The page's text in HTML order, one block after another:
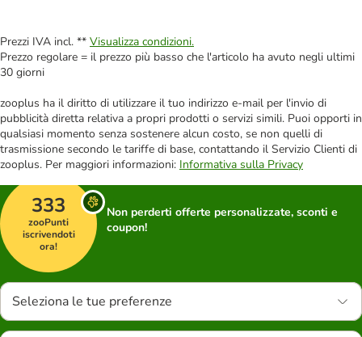
Prezzi IVA incl. ** Visualizza condizioni.
Prezzo regolare = il prezzo più basso che l'articolo ha avuto negli ultimi
30 giorni
zooplus ha il diritto di utilizzare il tuo indirizzo e-mail per l'invio di
pubblicità diretta relativa a propri prodotti o servizi simili. Puoi opporti in
qualsiasi momento senza sostenere alcun costo, se non quelli di
trasmissione secondo le tariffe di base, contattando il Servizio Clienti di
zooplus. Per maggiori informazioni: Informativa sulla Privacy
333
zooPunti
iscrivendoti
ora!
Non perderti offerte personalizzate, sconti e
coupon!
Seleziona le tue preferenze